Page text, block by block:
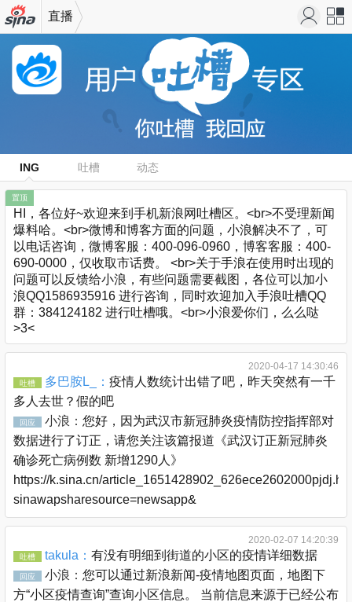
机新浪
直播
ING 吐槽 动态
置顶
HI，各位好~欢迎来到手机新浪网吐槽区。<br>不受理新闻
爆料哈。<br>微博和博客方面的问题，小浪解决不了，可
以电话咨询，微博客服：400-096-0960，博客客服：400-
690-0000，仅收取市话费。 <br>关于手浪在使用时出现的
问题可以反馈给小浪，有些问题需要截图，各位可以加小
浪QQ1586935916 进行咨询，同时欢迎加入手浪吐槽QQ
群：384124182 进行吐槽哦。<br>小浪爱你们，么么哒
>3<
2020-04-17 14:30:46
吐槽 多巴胺L_： 疫情人数统计出错了吧，昨天突然有一千
多人去世？假的吧
回应 小浪： 您好，因为武汉市新冠肺炎疫情防控指挥部对
数据进行了订正，请您关注该篇报道《武汉订正新冠肺炎
确诊死亡病例数 新增1290人》
https://k.sina.cn/
sinawapsharesource=newsapp&
2020-02-07 14:20:39
吐槽 takula： 有没有明细到街道的小区的疫情详细数据
回应 小浪： 您可以通过新浪新闻-疫情地图页面，地图下
方“小区疫情查询”查询小区信息。 当前信息来源于已经公布